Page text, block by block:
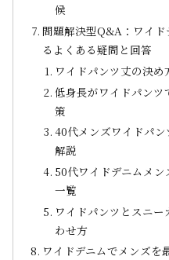
候
問題解決型Q&A：ワイ
るよくある疑問と回答
ワイドパンツ丈の決
低身長がワイドパンツ
策
40代メンズワイドパ
解説
50代ワイドデニムメ
一覧
ワイドパンツとスニ
わせ方
ワイドデニムでメンズを